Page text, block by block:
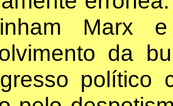
Marx
da
político